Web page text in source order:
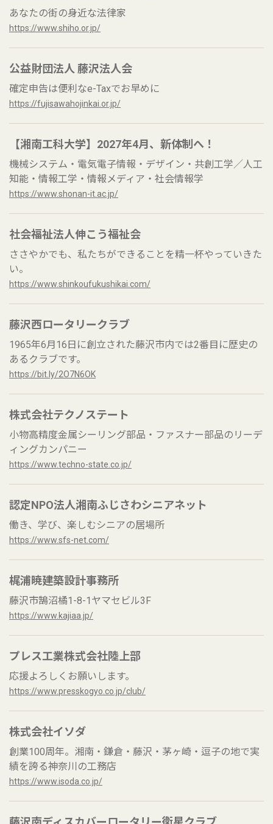
あなたの街の身近な法律家
https://www.shiho.or.jp/
公益財団法人 藤沢法人会
確定申告は便利なe-Taxでお早めに
https://fujisawahojinkai.or.jp/
【湘南工科大学】2027年4月、新体制へ！
機械システム・電気電子情報・デザイン・共創工学／人工
知能・情報工学・情報メディア・社会情報学
https://www.shonan-it.ac.jp/
社会福祉法人伸こう福祉会
ささやかでも、私たちができることを精一杯やっていきた
い。
https://www.shinkoufukushikai.com/
藤沢西ロータリークラブ
1965年6月16日に創立された藤沢市内では2番目に歴史の
あるクラブです。
https://bit.ly/2O7N6OK
株式会社テクノステート
小物高精度金属シーリング部品・ファスナー部品のリーデ
ィングカンパニー
https://www.techno-state.co.jp/
認定NPO法人湘南ふじさわシニアネット
働き、学び、楽しむシニアの居場所
https://www.sfs-net.com/
梶浦暁建築設計事務所
藤沢市鵠沼橘1-8-1ヤマセビル3F
https://www.kajiaa.jp/
プレス工業株式会社陸上部
応援よろしくお願いします。
https://www.presskogyo.co.jp/club/
株式会社イソダ
創業100周年。湘南・鎌倉・藤沢・茅ヶ崎・逗子の地で実
績を誇る神奈川の工務店
https://www.isoda.co.jp/